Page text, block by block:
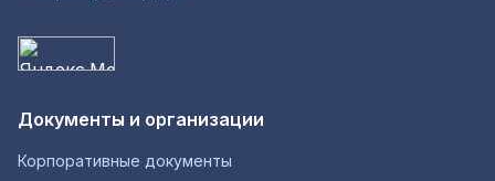
Документы и организации
Корпоративные документы